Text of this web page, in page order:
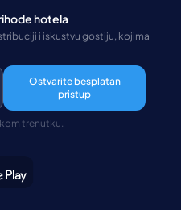
hotela
i iskustvu gostiju, kojima
Ostvarite besplatan
pristup
trenutku.